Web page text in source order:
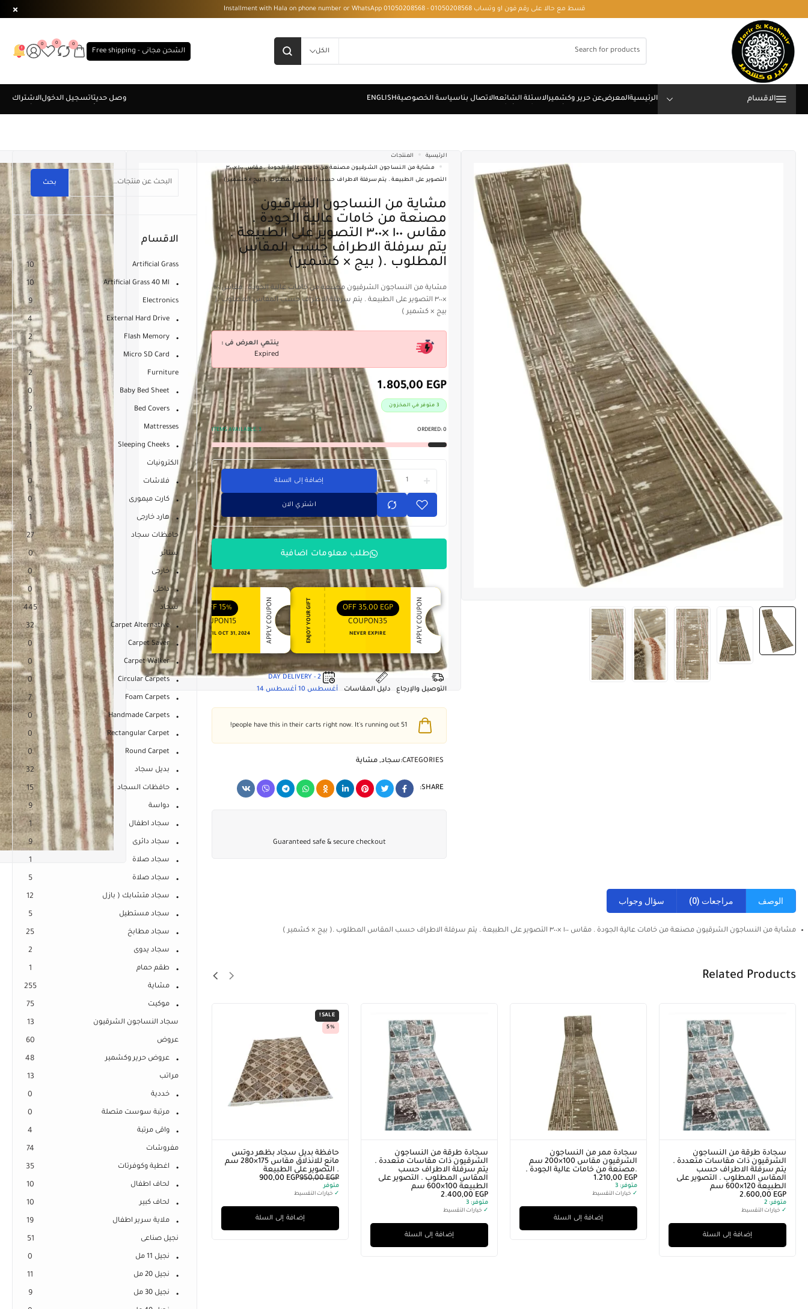
قسط مع حالا على رقم فون او وتساب 01050208568 - Installment with Hala on phone number or WhatsApp 01050208568
الكل الشحن مجانى - Free shipping
0
0
0
الاقسام
الرئيسية
المنتجات
مشاية من النساجون الشرقيون مصنعة من خامات عالية الجودة . مقاس ١٠٠ ×٣٠٠
التصوير على الطبيعة . يتم سرفلة الاطراف حسب المقاس المطلوب .( بيج × كشمير )
مشاية من النساجون الشرقيون
مصنعة من خامات عالية الجودة .
مقاس ١٠٠ ×٣٠٠ التصوير على الطبيعة .
يتم سرفلة الاطراف حسب المقاس
المطلوب .( بيج × كشمير )
مشاية من النساجون الشرقيون مصنعة من خامات عالية الجودة . مقاس ١٠٠
×٣٠٠ التصوير على الطبيعة . يتم سرفلة الاطراف حسب المقاس المطلوب .(
بيج × كشمير )
ينتهي العرض فى :
Expired
1.805,00 EGP
3 متوفر في المخزون
ORDERED: 0
ITEMS AVAILABLE: 3
إضافة إلى السلة
اشتري الان
طلب معلومات اضافية
ENJOY YOUR GIFT 35,00 EGP
OFF
COUPON35
NEVER EXPIRE APPLY COUPON
ENJOY YOUR GIFT 15%
OFF
COUPON15
VALID UNTIL OCT 31, 2024 APPLY COUPON
ENJOY YOUR GIFT 10%
OFF
COUPON10
NEVER EXPIRE APPLY COUPON
التوصيل والإرجاع دليل المقاسات
2 - DAY DELIVERY
أغسطس 10
أغسطس 14
51
CATEGORIES: سجاد, مشاية
SHARE:
Guaranteed safe & secure checkout
الوصف مراجعات (0) سؤال وجواب
مشاية من النساجون الشرقيون مصنعة من خامات عالية الجودة . مقاس ١٠٠ ×٣٠٠ التصوير على الطبيعة . يتم سرفلة الاطراف حسب المقاس المطلوب .( بيج × كشمير )
Related Products
سجادة طرقة من النساجون
الشرقيون ذات مقاسات متعددة .
يتم سرفلة الاطراف حسب
المقاس المطلوب . التصوير على
الطبيعة 120×600 سم
2.600,00 EGP
متوفر:
✓ خيارات التقسيط
إضافة إلى السلة
سجادة ممر من النساجون
الشرقيون مقاس 100×200 سم
.مصنعة من خامات عالية الجودة .
1.210,00 EGP
متوفر:
✓ خيارات التقسيط
إضافة إلى السلة
سجادة طرقة من النساجون
الشرقيون ذات مقاسات متعددة .
يتم سرفلة الاطراف حسب
المقاس المطلوب . التصوير على
الطبيعة 100×600 سم
2.400,00 EGP
متوفر:
✓ خيارات التقسيط
إضافة إلى السلة
SALE!
5%
حافظة بديل سجاد بظهر دوتس
مانع للانذلاق مقاس 175×280 سم
. التصوير على الطبيعة
950,00EGP
900,00 EGP
متوفر
✓ خيارات التقسيط
إضافة إلى السلة
بحث
الاقسام
Artificial Grass
10
Artificial Grass 40 Ml
10
Electronics
9
External Hard Drive
4
Flash Memory
2
Micro SD Card
1
Furniture
2
Baby Bed Sheet
0
Bed Covers
2
Mattresses
1
Sleeping Cheeks
1
الكترونيات 1
فلاشات 0
كارت ميمورى 0
هارد خارجى 1
حافظات سجاد 27
ستائر 0
خارجى 0
داخلى 0
سجاد 445
Carpet Alternative
32
Carpet Saver
0
Carpet Walker
0
Circular Carpets
0
Foam Carpets
7
Handmade Carpets
0
Rectangular Carpet
0
Round Carpet
0
بديل سجاد 32
حافظات السجاد 15
دواسة 9
سجاد اطفال 1
سجاد دائرى 9
سجاد صلاة 1
سجاد صلاة 5
سجاد متشابك ( بازل 12
سجاد مستطيل 5
سجاد مطابخ 25
سجاد يدوى 2
طقم حمام 1
مشاية 255
موكيت 75
سجاد النساجون الشرقيون 13
عروض 60
عروض حرير وكشمير 48
مراتب 13
خددية 0
مرتبة سوست متصلة 0
واقى مرتبة 4
مفروشات 74
اغطية وكوفرتات 35
لحاف اطفال 10
لحاف كبير 10
ملاية سرير اطفال 19
نجيل صناعى 51
نجيل 11 مل 0
نجيل 20 مل 11
نجيل 30 مل 9